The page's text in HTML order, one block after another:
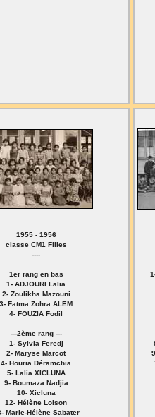
1955 - 1956
classe CM1 Filles
----
1er rang en bas
1- ADJOURI Lalia
2- Zoulikha Mazouni
3- Fatma Zohra ALEM
4- FOUZIA Fodil
---2ème rang ---
1- Sylvia Feredj
2- Maryse Marcot
4- Houria Déramchia
5- Lalia XICLUNA
9- Boumaza Nadjia
10- Xicluna
12- Hélène Loison
Marie-Hélène Sabater